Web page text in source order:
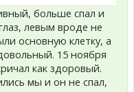
больше спал и
левым вроде не
основную клетку, а
15 ноября
как здоровый.
мы и он не спал,